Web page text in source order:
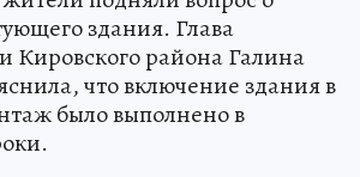
здания. Глава
Кировского района Галина
что включение здания в
было выполнено в